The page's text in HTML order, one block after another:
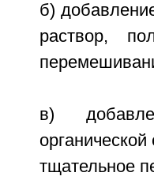
б)
раствор,
в)
тщательное